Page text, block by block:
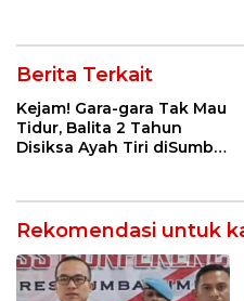
Berita Terkait
Kejam! Gara-gara Tak Mau
Tidur, Balita 2 Tahun
Disiksa Ayah Tiri diSumba
hingga Direndam Air Es
Rekomendasi untuk